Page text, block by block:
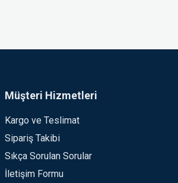
Müşteri Hizmetleri
Kargo ve Teslimat
Sipariş Takibi
Sıkça Sorulan Sorular
İletişim Formu